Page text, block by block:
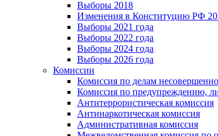
Выборы 2018
Изменения в Конституцию РФ
Выборы 2021 года
Выборы 2022 года
Выборы 2024 года
Выборы 2026 года
Комиссии
Комиссия по делам
Комиссия по предупреждению,
Антитеррористическая комиссия
Антинаркотическая комиссия
Административная комиссия